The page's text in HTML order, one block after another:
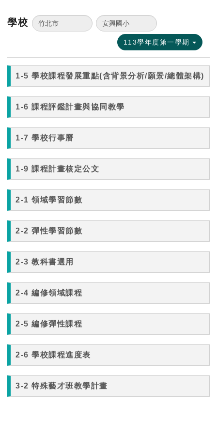
學校
113學年度第一學期
1-5 學校課程發展重點(含背景分析/願景/總體架構)
1-6 課程評鑑計畫與協同教學
1-7 學校行事曆
1-9 課程計畫核定公文
2-1 領域學習節數
2-2 彈性學習節數
2-3 教科書選用
2-4 編修領域課程
2-5 編修彈性課程
2-6 學校課程進度表
3-2 特殊藝才班教學計畫